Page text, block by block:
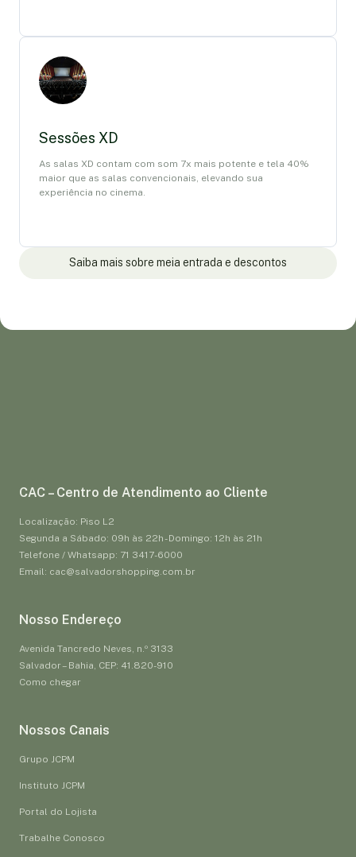
Sessões XD
As salas XD contam com som 7x mais potente e tela 40%
maior que as salas convencionais, elevando sua
experiência no cinema.
Saiba mais sobre meia entrada e descontos
CAC – Centro de Atendimento ao Cliente
Localização: Piso L2
Segunda a Sábado: 09h às 22h - Domingo: 12h às 21h
Telefone / Whatsapp: 71 3417-6000
Email: cac@salvadorshopping.com.br
Nosso Endereço
Avenida Tancredo Neves, n.º 3133
Salvador – Bahia, CEP: 41.820-910
Como chegar
Nossos Canais
Grupo JCPM
Instituto JCPM
Portal do Lojista
Trabalhe Conosco